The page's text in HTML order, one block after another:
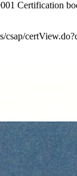
Certification
csap/